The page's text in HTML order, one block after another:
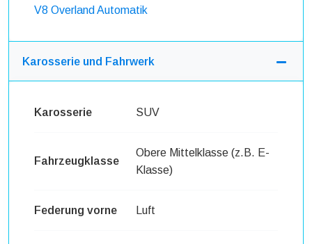
V8 Overland Automatik
Karosserie und Fahrwerk
Karosserie SUV
Fahrzeugklasse
Obere Mittelklasse (z.B. E-
Klasse)
Federung vorne Luft